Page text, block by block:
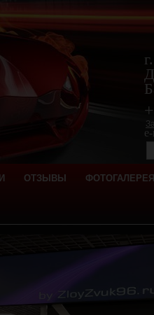
ОТЗЫВЫ ФОТОГАЛЕРЕЯ